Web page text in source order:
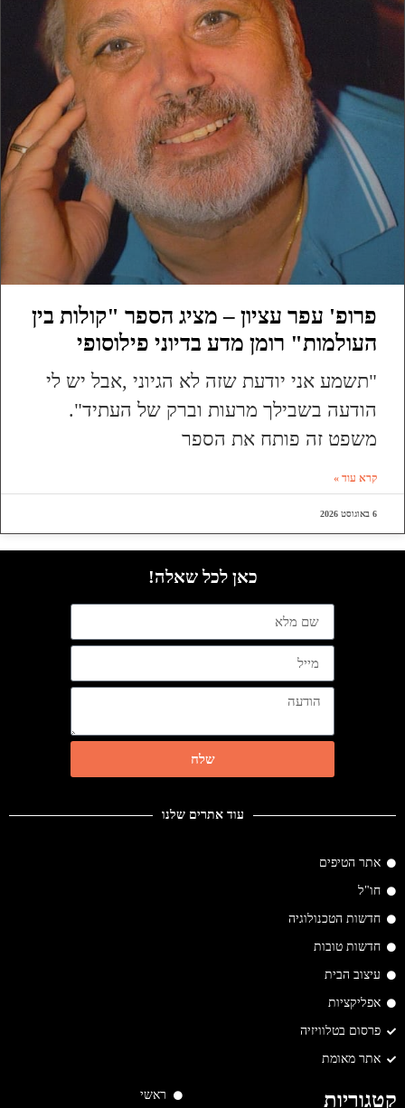
פרופ' עפר עציון – מציג הספר "קולות בין
העולמות" רומן מדע בדיוני פילוסופי
"תשמע אני יודעת שזה לא הגיוני ,אבל יש לי
הודעה בשבילך מרעות וברק של העתיד".
משפט זה פותח את הספר
קרא עוד »
6 באוגוסט 2026
ראשי קטגוריות
עוד אתרים שלנו
אתר הטיפים
חו"ל
חדשות הטכנולוגיה
חדשות טובות
עיצוב הבית
אפליקציות
פרסום בטלוויזיה
אתר מאומת
כאן לכל שאלה!
שלח